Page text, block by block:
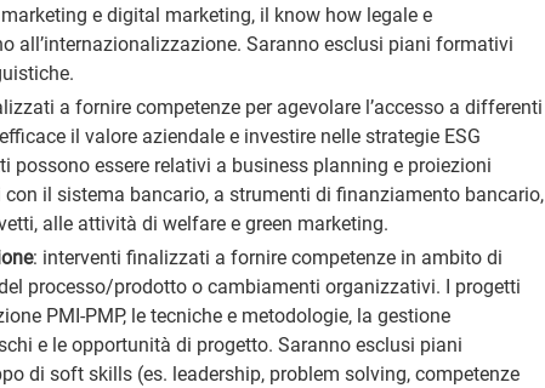
e digital marketing, il know how legale e
all’internazionalizzazione. Saranno esclusi piani formativi
a fornire competenze per agevolare l’accesso a differenti
il valore aziendale e investire nelle strategie ESG
possono essere relativi a business planning e proiezioni
il sistema bancario, a strumenti di finanziamento bancario,
alle attività di welfare e green marketing.
: interventi finalizzati a fornire competenze in ambito di
processo/prodotto o cambiamenti organizzativi. I progetti
PMI-PMP, le tecniche e metodologie, la gestione
e le opportunità di progetto. Saranno esclusi piani
di soft skills (es. leadership, problem solving, competenze